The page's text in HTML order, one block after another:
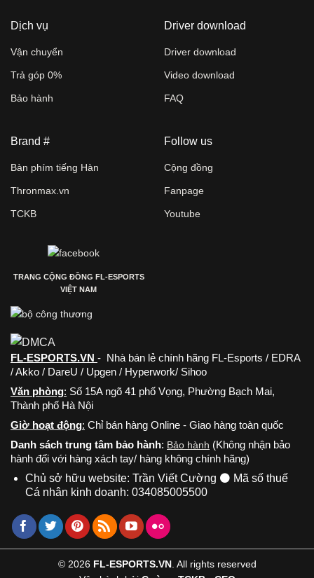
Dịch vụ
Vận chuyển
Trả góp 0%
Bảo hành
Driver download
Driver download
Video download
FAQ
Brand #
Bàn phím tiếng Hàn
Thronmax.vn
TCKB
Follow us
Cộng đồng
Fanpage
Youtube
TRANG CỘNG ĐỒNG FL-ESPORTS
VIỆT NAM
FL-ESPORTS.VN - Nhà bán lẻ chính hãng FL-Esports / EDRA
/ Akko / DareU / Upgen / Hyperwork/ Sihoo
Văn phòng: Số 15A ngõ 41 phố Vọng, Phường Bạch Mai,
Thành phố Hà Nội
Giờ hoạt động: Chỉ bán hàng Online - Giao hàng toàn quốc
Danh sách trung tâm bảo hành: Bảo hành (Không nhận bảo
hành đối với hàng xách tay/ hàng không chính hãng)
Chủ sở hữu website: Trần Viết Cường ⚫ Mã số thuế
Cá nhân kinh doanh: 034085005500
© 2026 FL-ESPORTS.VN. All rights reserved